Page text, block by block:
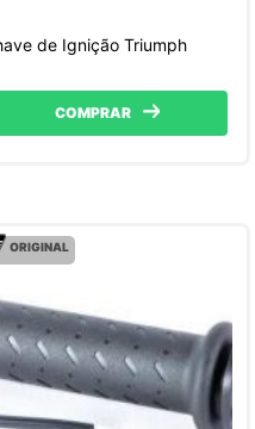
de Ignição Triumph
COMPRAR
ORIGINAL